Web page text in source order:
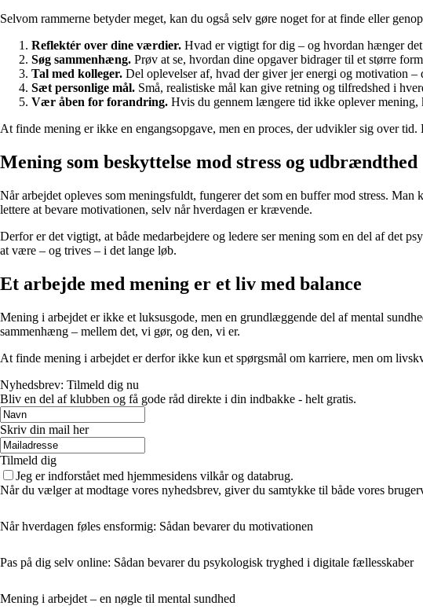
Selvom rammerne betyder meget, kan du også selv gøre noget for at finde eller
Reflektér over dine værdier. Hvad er vigtigt for dig – og hvordan hænger det
Søg sammenhæng. Prøv at se, hvordan dine opgaver bidrager til et større
Tal med kolleger. Del oplevelser af, hvad der giver jer energi og motivation –
Sæt personlige mål. Små, realistiske mål kan give retning og tilfredshed i
Vær åben for forandring. Hvis du gennem længere tid ikke oplever mening,
At finde mening er ikke en engangsopgave, men en proces, der udvikler sig over
Mening som beskyttelse mod stress og udbrændthed
Når arbejdet opleves som meningsfuldt, fungerer det som en buffer mod stress.
lettere at bevare motivationen, selv når hverdagen er krævende.
Derfor er det vigtigt, at både medarbejdere og ledere ser mening som en del af det
at være – og trives – i det lange løb.
Et arbejde med mening er et liv med balance
Mening i arbejdet er ikke et luksusgode, men en grundlæggende del af mental
sammenhæng – mellem det, vi gør, og den, vi er.
At finde mening i arbejdet er derfor ikke kun et spørgsmål om karriere, men om
Nyhedsbrev: Tilmeld dig nu
Bliv en del af klubben og få gode råd direkte i din indbakke - helt gratis.
Skriv din mail her
Tilmeld dig
Jeg er indforstået med hjemmesidens vilkår og databrug.
Når du vælger at modtage vores nyhedsbrev, giver du samtykke til både vores
Når hverdagen føles ensformig: Sådan bevarer du motivationen
Pas på dig selv online: Sådan bevarer du psykologisk tryghed i digitale fællesskaber
Mening i arbejdet – en nøgle til mental sundhed